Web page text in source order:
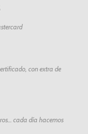
con extra de
cada día hacemos